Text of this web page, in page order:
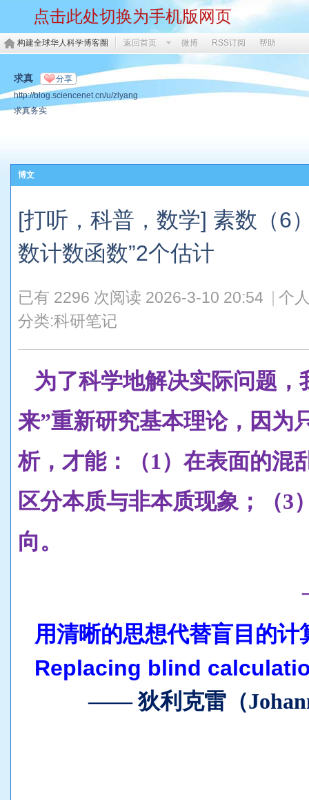
点击此处切换为手机版网页
构建全球华人科学博客圈 返回首页 微博 RSS订阅 帮助
求真 分享
http://blog.sciencenet.cn/u/zlyang
求真务实
博文
[打听，科普，数学] 素数（6
数计数函数”2个估计
已有 2296 次阅读 2026-3-10 20:54
个
分类:科研笔记
为了科学地解决实际问题，
来”重新研究基本理论，因为
析，才能：（1）在表面的混
区分本质与非本质现象；（3
向。
用清晰的思想代替盲目的计
Replacing blind
—— 狄利克雷 （